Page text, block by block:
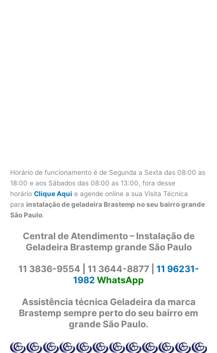
Horário de funcionamento é de Segunda a Sexta das 08:00 as
18:00 e aos Sábados das 08:00 as 13:00, fora desse
horárioClique Aqui e agende online a sua Visita Técnica
para instalação de geladeira Brastemp no seu bairro grande
São Paulo.
Central de Atendimento – Instalação de
Geladeira Brastemp grande São Paulo
11 3836-9554 | 11 3644-8877 | 11 96231-
1982 WhatsApp
Assistência técnica Geladeira da marca
Brastemp sempre perto do seu bairro em
grande São Paulo.